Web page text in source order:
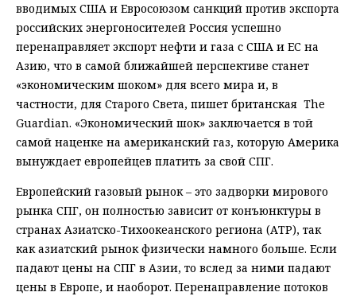
вводимых США и Евросоюзом санкций против экспорта
российских энергоносителей Россия успешно
перенаправляет экспорт нефти и газа с США и ЕС на
Азию, что в самой ближайшей перспективе станет
«экономическим шоком» для всего мира и, в
частности, для Старого Света, пишет британская The
Guardian. «Экономический шок» заключается в той
самой наценке на американский газ, которую Америка
вынуждает европейцев платить за свой СПГ.
Европейский газовый рынок – это задворки мирового
рынка СПГ, он полностью зависит от конъюнктуры в
странах Азиатско-Тихоокеанского региона (АТР), так
как азиатский рынок физически намного больше. Если
падают цены на СПГ в Азии, то вслед за ними падают
цены в Европе, и наоборот. Перенаправление потоков